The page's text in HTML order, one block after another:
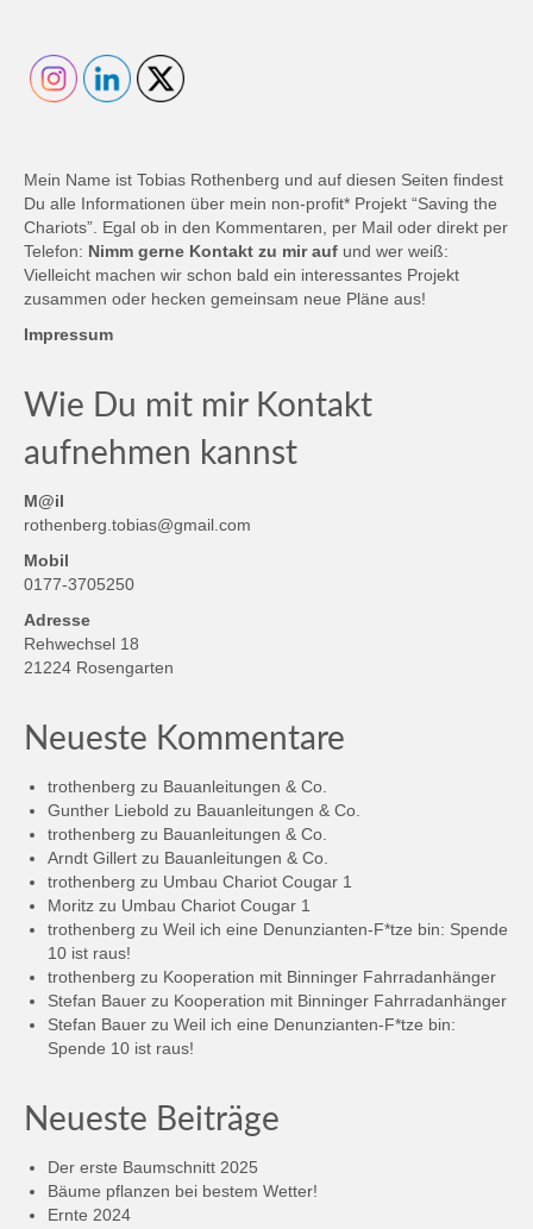
Mein Name ist Tobias Rothenberg und auf diesen Seiten findest
Du alle Informationen über mein non-profit* Projekt “Saving the
Chariots”. Egal ob in den Kommentaren, per Mail oder direkt per
Telefon: Nimm gerne Kontakt zu mir auf und wer weiß:
Vielleicht machen wir schon bald ein interessantes Projekt
zusammen oder hecken gemeinsam neue Pläne aus!
Impressum
Wie Du mit mir Kontakt
aufnehmen kannst
M@il
rothenberg.tobias@gmail.com
Mobil
0177-3705250
Adresse
Rehwechsel 18
21224 Rosengarten
Neueste Kommentare
trothenberg zu Bauanleitungen & Co.
Gunther Liebold zu Bauanleitungen & Co.
trothenberg zu Bauanleitungen & Co.
Arndt Gillert zu Bauanleitungen & Co.
trothenberg zu Umbau Chariot Cougar 1
Moritz zu Umbau Chariot Cougar 1
trothenberg zu Weil ich eine Denunzianten-F*tze bin: Spende
10 ist raus!
trothenberg zu Kooperation mit Binninger Fahrradanhänger
Stefan Bauer zu Kooperation mit Binninger Fahrradanhänger
Stefan Bauer zu Weil ich eine Denunzianten-F*tze bin:
Spende 10 ist raus!
Neueste Beiträge
Der erste Baumschnitt 2025
Bäume pflanzen bei bestem Wetter!
Ernte 2024